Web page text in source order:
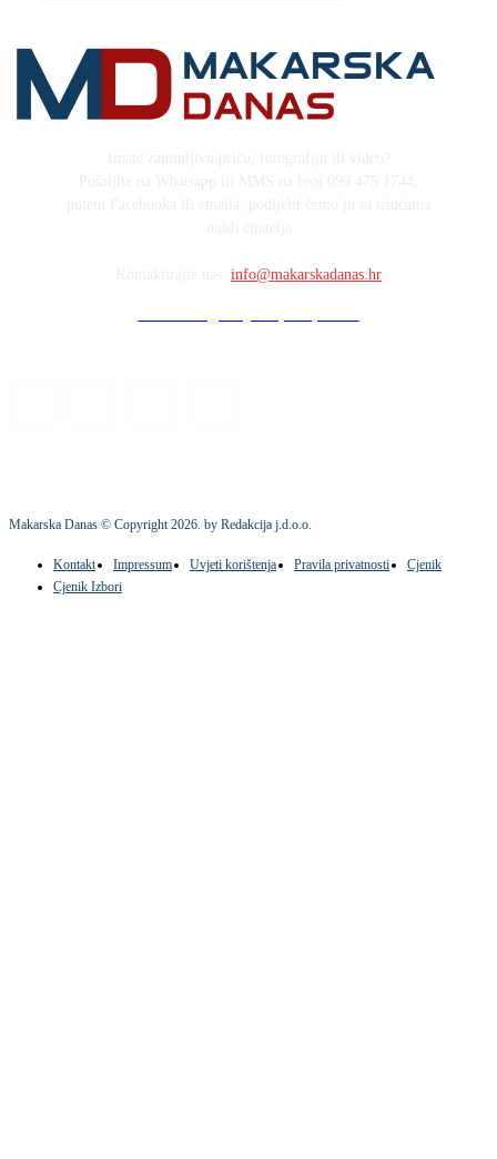
info@makarskadanas.hr
Makarska Danas © Copyright2026. by Redakcija j.d.o.o.
Kontakt Impressum Uvjeti korištenja Pravila privatnosti
Cjenik
Cjenik Izbori